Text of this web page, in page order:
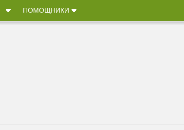
ПОМОЩНИКИ